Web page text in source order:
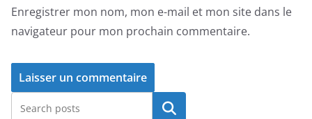
Enregistrer mon nom, mon e-mail et mon site dans le
navigateur pour mon prochain commentaire.
Rechercher